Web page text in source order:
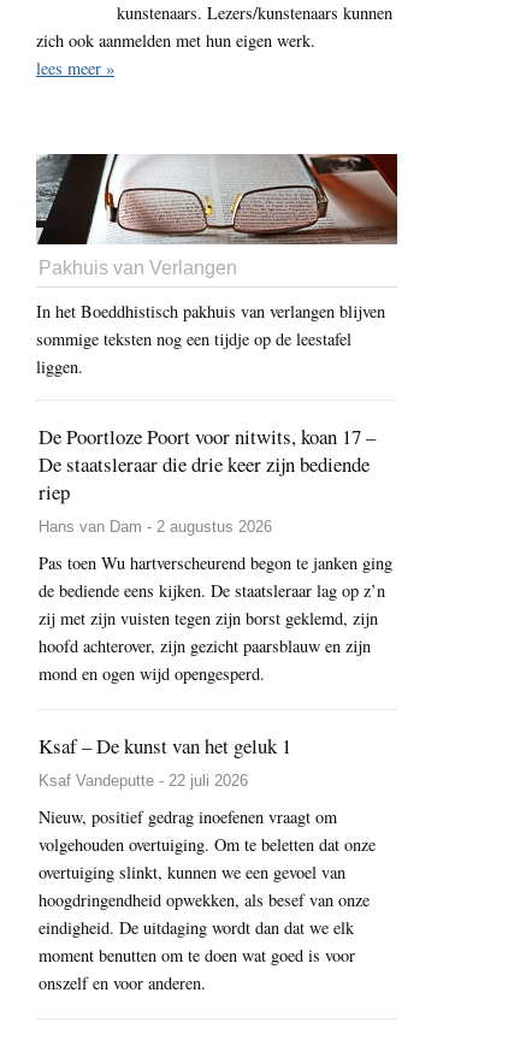
kunstenaars. Lezers/kunstenaars kunnen
zich ook aanmelden met hun eigen werk.
lees meer »
Pakhuis van Verlangen
In het Boeddhistisch pakhuis van verlangen blijven
sommige teksten nog een tijdje op de leestafel
liggen.
De Poortloze Poort voor nitwits, koan 17 –
De staatsleraar die drie keer zijn bediende
riep
Hans van Dam - 2 augustus 2026
Pas toen Wu hartverscheurend begon te janken ging
de bediende eens kijken. De staatsleraar lag op z’n
zij met zijn vuisten tegen zijn borst geklemd, zijn
hoofd achterover, zijn gezicht paarsblauw en zijn
mond en ogen wijd opengesperd.
Ksaf – De kunst van het geluk 1
Ksaf Vandeputte - 22 juli 2026
Nieuw, positief gedrag inoefenen vraagt om
volgehouden overtuiging. Om te beletten dat onze
overtuiging slinkt, kunnen we een gevoel van
hoogdringendheid opwekken, als besef van onze
eindigheid. De uitdaging wordt dan dat we elk
moment benutten om te doen wat goed is voor
onszelf en voor anderen.